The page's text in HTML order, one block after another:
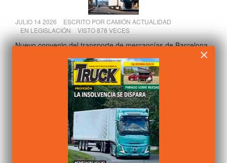
JULIO 14 2026 ESCRITO POR CAMIÓN ACTUALIDAD
EN LEGISLACIÓN VISTO 878 VECES
Nuevo convenio del transporte de mercancías de Barcelona
ESCRITO PORCAMIÓN ACTUALIDAD
LEGISLACIÓN VISTO 868 VECES
Escasez de conductores de camión en Europa: 500.000
×